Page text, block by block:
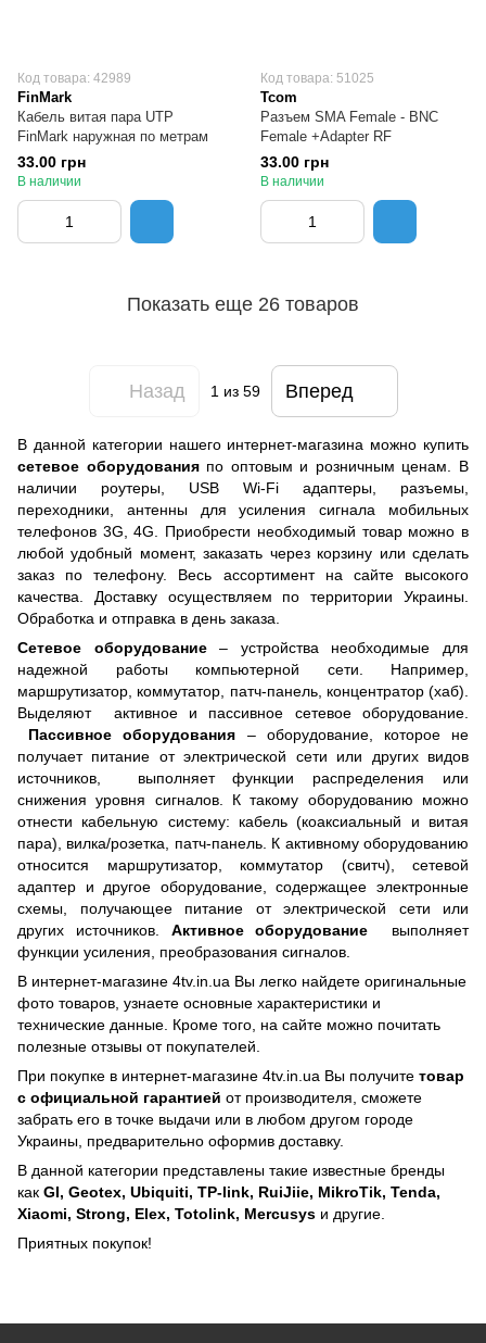
Код товара: 42989
FinMark
Кабель витая пара UTP
FinMark наружная по метрам
33.00 грн
В наличии
Код товара: 51025
Tcom
Разъем SMA Female - BNC
Female +Adapter RF
33.00 грн
В наличии
Показать еще 26 товаров
Назад 1 из 59 Вперед
В данной категории нашего интернет-магазина можно купить
сетевое оборудованияпо оптовым и розничным ценам. В
наличии роутеры, USB Wi-Fi адаптеры, разъемы,
переходники, антенны для усиления сигнала мобильных
телефонов 3G, 4G. Приобрести необходимый товар можно в
любой удобный момент, заказать через корзину или сделать
заказ по телефону. Весь ассортимент на сайте высокого
качества. Доставку осуществляем по территории Украины.
Обработка и отправка в день заказа.
Сетевое оборудование– устройства необходимые для
надежной работы компьютерной сети. Например,
маршрутизатор, коммутатор, патч-панель, концентратор (хаб).
Выделяют активное и пассивное сетевое оборудование.
Пассивное оборудования – оборудование, которое не
получает питание от электрической сети или других видов
источников, выполняет функции распределения или
снижения уровня сигналов. К такому оборудованию можно
отнести кабельную систему: кабель (коаксиальный и витая
пара), вилка/розетка, патч-панель. К активному оборудованию
относится маршрутизатор, коммутатор (свитч), сетевой
адаптер и другое оборудование, содержащее электронные
схемы, получающее питание от электрической сети или
других источников.
Активное оборудование выполняет
функции усиления, преобразования сигналов.
В интернет-магазине 4tv.in.ua Вы легко найдете оригинальные
фото товаров, узнаете основные характеристики и
технические данные. Кроме того, на сайте можно почитать
полезные отзывы от покупателей.
При покупке в интернет-магазине 4tv.in.ua Вы получите товар
с официальной гарантией от производителя, сможете
забрать его в точке выдачи или в любом другом городе
Украины, предварительно оформив доставку.
В данной категории представлены такие известные бренды
как GI, Geotex, Ubiquiti, TP-link, RuiJiie, MikroTik, Tenda,
Xiaomi, Strong, Elex, Totolink, Mercusys и другие.
Приятных покупок!